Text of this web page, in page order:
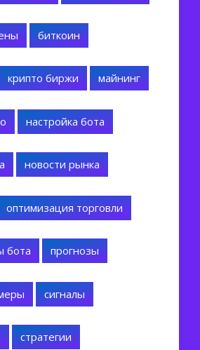
биткоин
крипто биржи майнинг
настройка бота
новости рынка
оптимизация торговли
бота прогнозы
сигналы
стратегии